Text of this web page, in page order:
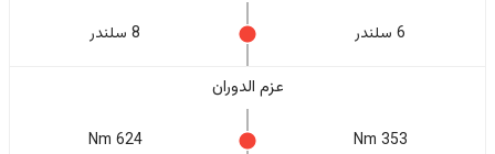
6 سلندر 8 سلندر
عزم الدوران
353 Nm
624 Nm